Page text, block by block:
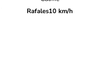
Rafales10 km/h